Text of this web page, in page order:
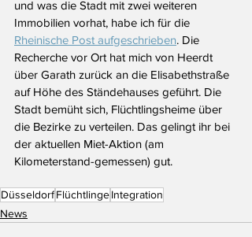
und was die Stadt mit zwei weiteren
Immobilien vorhat, habe ich für die
Rheinische Post aufgeschrieben. Die
Recherche vor Ort hat mich von Heerdt
über Garath zurück an die Elisabethstraße
auf Höhe des Ständehauses geführt. Die
Stadt bemüht sich, Flüchtlingsheime über
die Bezirke zu verteilen. Das gelingt ihr bei
der aktuellen Miet-Aktion (am
Kilometerstand-gemessen) gut.
DüsseldorfFlüchtlingeIntegration
News